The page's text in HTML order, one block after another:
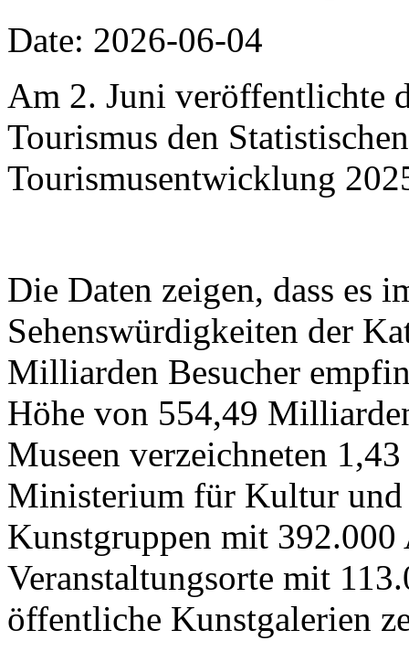
Date: 2026-06-04
Am 2. Juni veröffentlichte
Tourismus den
Tourismusentwicklung
Die Daten zeigen, dass es
Sehenswürdigkeiten der
Milliarden Besucher
Höhe von 554,49
Museen verzeichneten
Ministerium für Kultur und
Kunstgruppen mit
Veranstaltungsorte mit
öffentliche Kunstgalerien